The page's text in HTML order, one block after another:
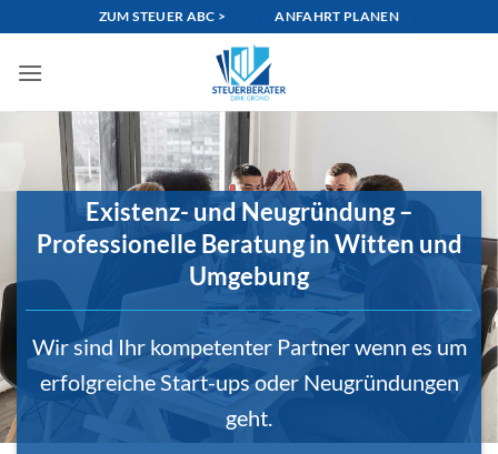
springen
ZUM STEUER ABC > ANFAHRT PLANEN
Existenz- und Neugründung –
Professionelle Beratung in Witten und
Umgebung
Wir sind Ihr kompetenter Partner wenn es um
erfolgreiche Start-ups oder Neugründungen
geht.